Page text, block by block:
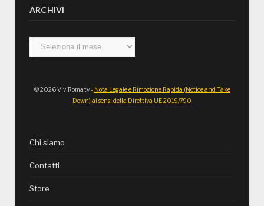
ARCHIVI
Archivi
© 2026 ViviRoma.tv - Nota Legale e Rimozione Rapida (Notice and Take
Down) ai sensi della Direttiva UE 2019/790
Chi siamo
Contatti
Store